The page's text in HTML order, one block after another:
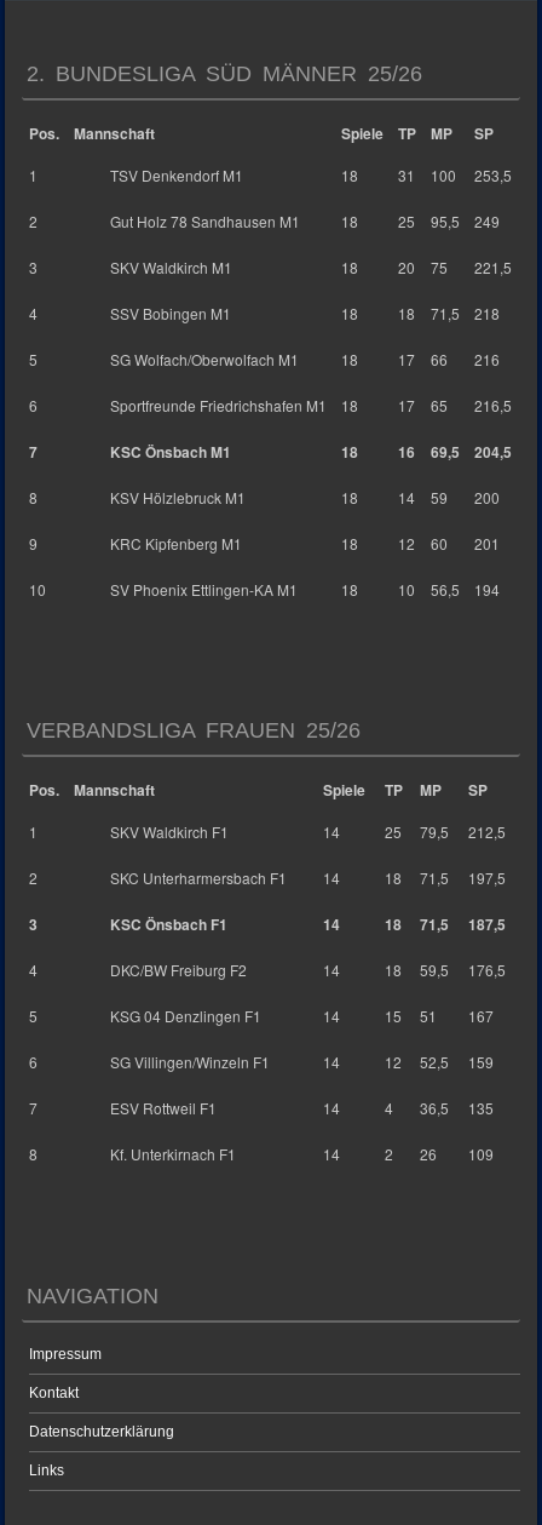
2. BUNDESLIGA SÜD MÄNNER 25/26
Pos. Mannschaft Spiele TP MP SP
1 TSV Denkendorf M1 18 31 100 253,5
2 Gut Holz 78 Sandhausen M1 18 25 95,5 249
3 SKV Waldkirch M1 18 20 75 221,5
4 SSV Bobingen M1 18 18 71,5 218
5 SG Wolfach/Oberwolfach M1 18 17 66 216
6 Sportfreunde Friedrichshafen M1 18 17 65 216,5
7 KSC Önsbach M1 18 16 69,5 204,5
8 KSV Hölzlebruck M1 18 14 59 200
9 KRC Kipfenberg M1 18 12 60 201
10 SV Phoenix Ettlingen-KA M1 18 10 56,5 194
VERBANDSLIGA FRAUEN 25/26
Pos. Mannschaft Spiele TP MP SP
1 SKV Waldkirch F1 14 25 79,5 212,5
2 SKC Unterharmersbach F1 14 18 71,5 197,5
3 KSC Önsbach F1 14 18 71,5 187,5
4 DKC/BW Freiburg F2 14 18 59,5 176,5
5 KSG 04 Denzlingen F1 14 15 51 167
6 SG Villingen/Winzeln F1 14 12 52,5 159
7 ESV Rottweil F1 14 4 36,5 135
8 Kf. Unterkirnach F1 14 2 26 109
NAVIGATION
Impressum
Kontakt
Datenschutzerklärung
Links